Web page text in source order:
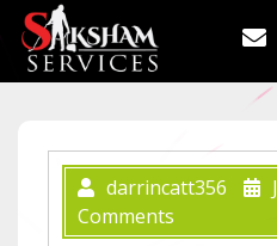
darrincatt356
Comments